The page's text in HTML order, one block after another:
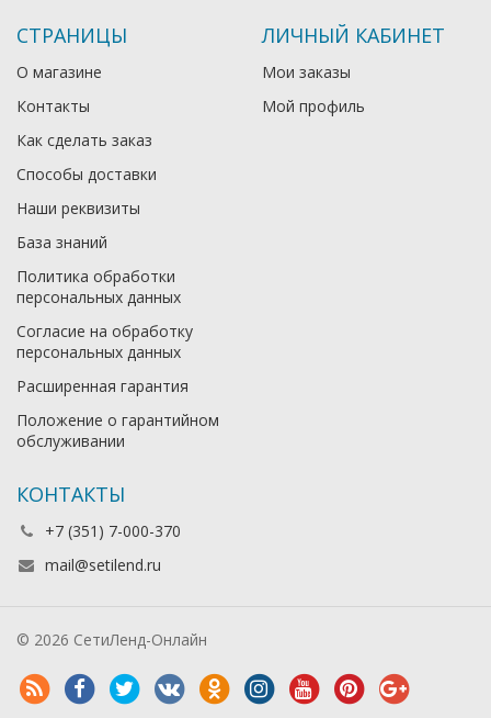
СТРАНИЦЫ
О магазине
Контакты
Как сделать заказ
Способы доставки
Наши реквизиты
База знаний
Политика обработки
персональных данных
Согласие на обработку
персональных данных
Расширенная гарантия
Положение о гарантийном
обслуживании
ЛИЧНЫЙ КАБИНЕТ
Мои заказы
Мой профиль
КОНТАКТЫ
+7 (351) 7-000-370
mail@setilend.ru
© 2026 СетиЛенд-Онлайн